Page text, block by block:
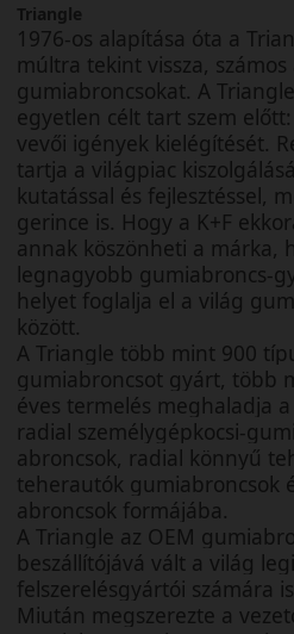
Triangle
1976-os alapítása óta a
múltra tekint vissza,
gumiabroncsokat. A
egyetlen célt tart szem
vevői igények kielégítését.
tartja a világpiac
kutatással és fejlesztéssel,
gerince is. Hogy a K+F
annak köszönheti a márka,
legnagyobb gumiabroncs-
helyet foglalja el a világ
között.
A Triangle több mint 900
gumiabroncsot gyárt, több
éves termelés meghaladja
radial személygépkocsi-
abroncsok, radial könnyű
teherautók gumiabroncsok
abroncsok formájába.
A Triangle az OEM
beszállítójává vált a világ
felszerelésgyártói számára
Miután megszerezte a